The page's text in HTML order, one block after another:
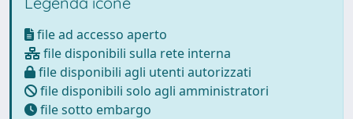
file ad accesso aperto
file disponibili sulla rete interna
file disponibili agli utenti autorizzati
file disponibili solo agli amministratori
file sotto embargo